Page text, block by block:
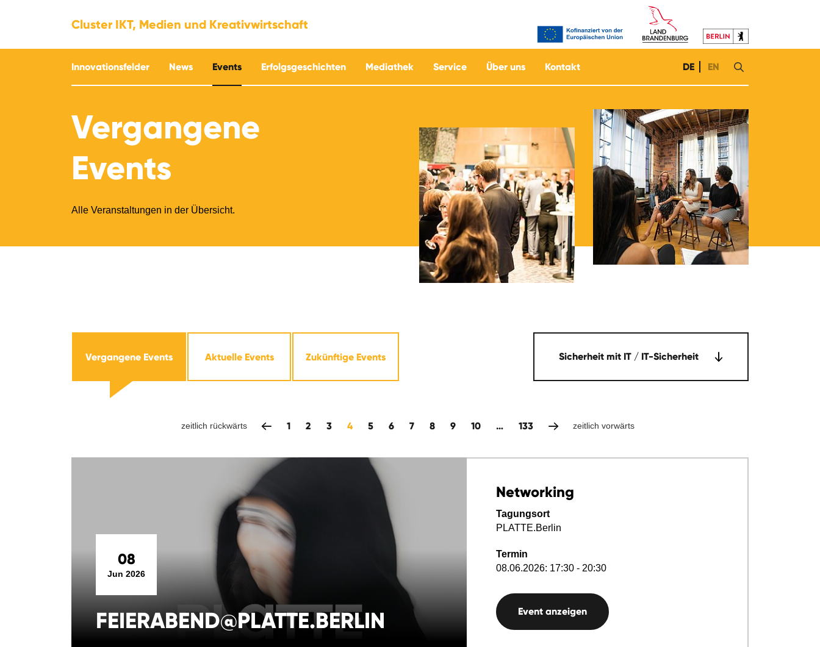
Cluster IKT, Medien und Kreativwirtschaft
Innovationsfelder News Events Erfolgsgeschichten Mediathek Service Über uns Kontakt DE EN
Vergangene
Events
Alle Veranstaltungen in der Übersicht.
Vergangene Events Aktuelle Events Zukünftige Events Sicherheit mit IT / IT-Sicherheit
zeitlich rückwärts 1 2 3 4 5 6 7 8 9 10 … 133 zeitlich vorwärts
08
Jun 2026
FEIERABEND@PLATTE.BERLIN
Networking
Tagungsort
PLATTE.Berlin
Termin
08.06.2026: 17:30 - 20:30
Event anzeigen